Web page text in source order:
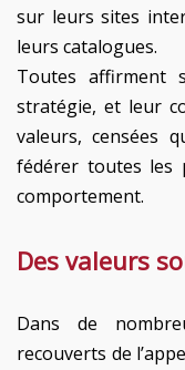
sur leurs sites
leurs catalogues.
Toutes affirment
stratégie, et leur
valeurs, censées
fédérer toutes les
comportement.
Des valeurs
Dans de
recouverts de